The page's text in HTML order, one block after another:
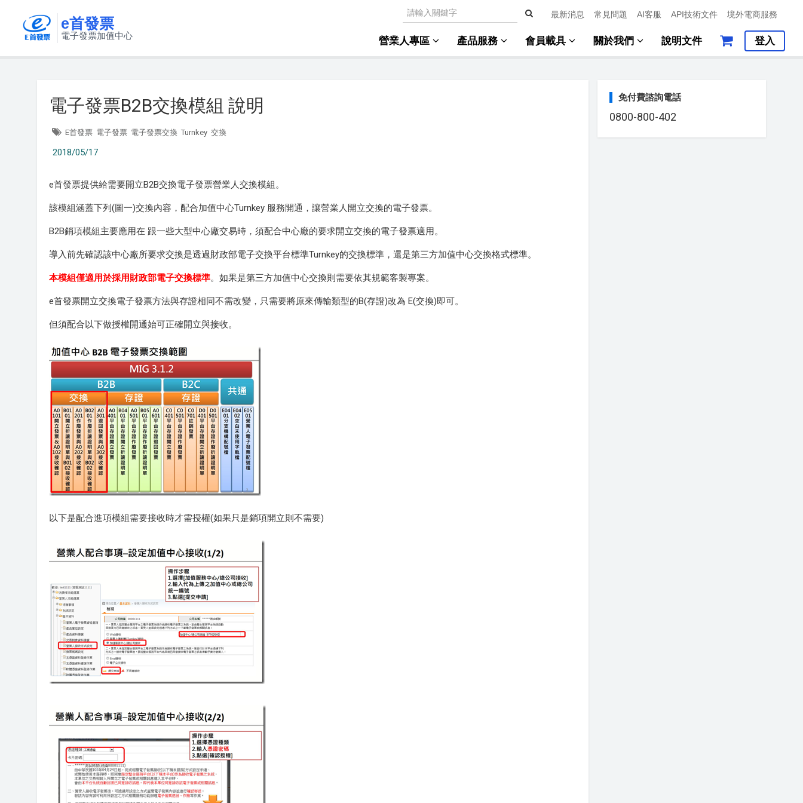
e首發票
電子發票加值中心
最新消息 常見問題 AI客服 API技術文件 境外電商服務
營業人專區 產品服務 會員載具 關於我們 說明文件 登入
電子發票B2B交換模組 說明
E首發票 電子發票 電子發票交換 Turnkey 交換
2018/05/17
e首發票提供給需要開立B2B交換電子發票營業人交換模組。
該模組涵蓋下列(圖一)交換內容，配合加值中心Turnkey 服務開通，讓營業人開立交換的電子發票。
B2B銷項模組主要應用在 跟一些大型中心廠交易時，須配合中心廠的要求開立交換的電子發票適用。
導入前先確認該中心廠所要求交換是透過財政部電子交換平台標準Turnkey的交換標準，還是第三方加值中心交換格式標準。
本模組僅適用於採用財政部電子交換標準。如果是第三方加值中心交換則需要依其規範客製專案。
e首發票開立交換電子發票方法與存證相同不需改變，只需要將原來傳輸類型的B(存證)改為 E(交換)即可。
但須配合以下做授權開通始可正確開立與接收。
以下是配合進項模組需要接收時才需授權(如果只是銷項開立則不需要)
免付費諮詢電話
0800-800-402